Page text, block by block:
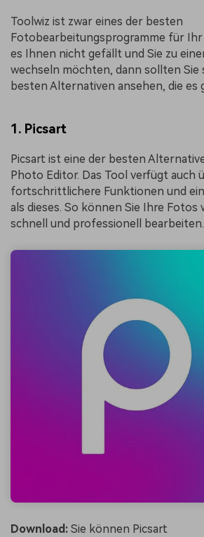
Toolwiz ist zwar eines der besten
Fotobearbeitungsprogramme für Ihr
es Ihnen nicht gefällt und Sie zu
wechseln möchten, dann sollten Sie
besten Alternativen ansehen, die es
1. Picsart
Picsart ist eine der besten
Photo Editor. Das Tool verfügt auch
fortschrittlichere Funktionen und
als dieses. So können Sie Ihre Fotos
schnell und professionell bearbeiten.
Download: Sie können Picsart